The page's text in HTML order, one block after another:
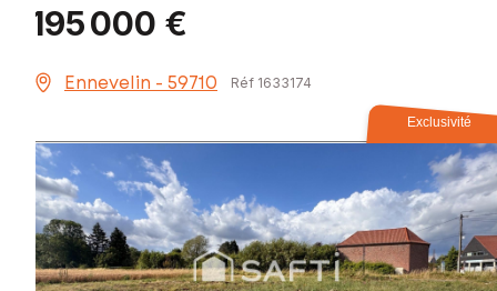
195 000 €
Ennevelin - 59710 Réf 1633174
Exclusivité